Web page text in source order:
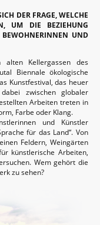
DER FRAGE, WELCHE
UM DIE BEZIEHUNG
UND
alten Kellergassen des
Biennale ökologische
Kunstfestival, das heuer
zwischen globaler
Arbeiten treten in
Farbe oder Klang.
und Künstler
für das Land“. Von
Feldern, Weingärten
künstlerische Arbeiten,
Wem gehört die
zu sehen?